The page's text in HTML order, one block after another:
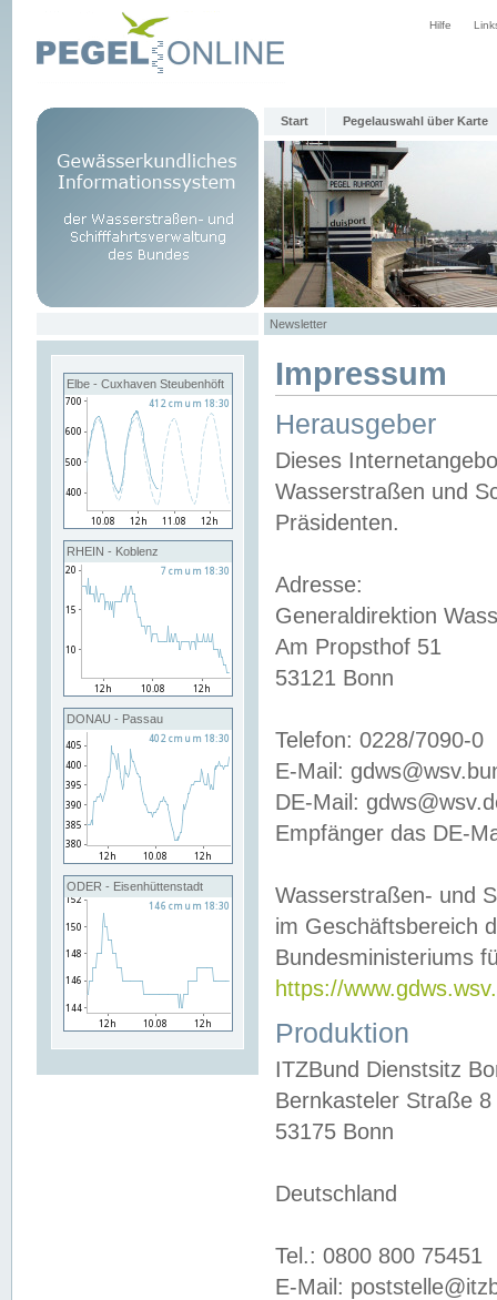
Hilfe
Start Pegelauswahl über Karte
Newsletter
Elbe - Cuxhaven Steubenhöft
RHEIN - Koblenz
DONAU - Passau
ODER - Eisenhüttenstadt
Impressum
Herausgeber
Dieses
Wasserstraßen und
Präsidenten.
Adresse:
Generaldirektion
Am Propsthof 51
53121 Bonn
Telefon: 0228/7090-0
E-Mail:
DE-Mail:
Empfänger das DE-
Wasserstraßen- und
im Geschäftsbereich
Bundesministeriums
https://
Produktion
ITZBund Dienstsitz
Bernkasteler Straße 8
53175 Bonn
Deutschland
Tel.: 0800 800 75451
E-Mail: